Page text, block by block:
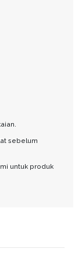
sebelum
untuk produk